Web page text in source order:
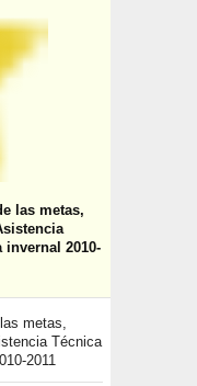
las metas,
2010-
metas,
Técnica
2011